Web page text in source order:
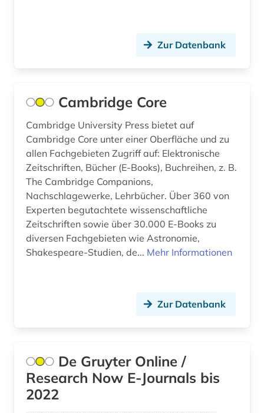
fid biodiversitätsforschung (1)
fid erziehungswissenschaft und
bildungsforschung (1)
fid geschichtswissenschaft (1)
fid jüdische studien (1)
fid musikwissenschaft (2)
fid nordeuropa (3)
fid ost-, ostmittel- und südosteuropa (1)
filmwissenschaft (1)
finanzwissenschaft (1)
Zur Datenbank
Cambridge Core
Cambridge University Press bietet auf
Cambridge Core unter einer Oberfläche und zu
allen Fachgebieten Zugriff auf: Elektronische
Zeitschriften, Bücher (E-Books), Buchreihen, z. B.
The Cambridge Companions,
Nachschlagewerke, Lehrbücher. Über 360 von
Experten begutachtete wissenschaftliche
Zeitschriften sowie über 30.000 E-Books zu
diversen Fachgebieten wie Astronomie,
Shakespeare-Studien, de... Mehr Informationen
Zur Datenbank
De Gruyter Online /
Research Now E-Journals bis
2022